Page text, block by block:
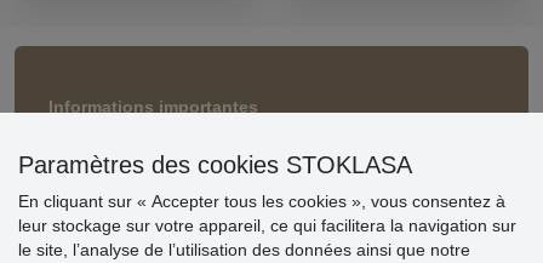
Informations importantes
» Conditions générales
» Livraison et paiement
» Règles de confidentialité
» Questions fréquentes
» Plaintes
Paramètres des cookies STOKLASA
En cliquant sur « Accepter tous les cookies », vous consentez à
leur stockage sur votre appareil, ce qui facilitera la navigation sur
le site, l’analyse de l’utilisation des données ainsi que notre